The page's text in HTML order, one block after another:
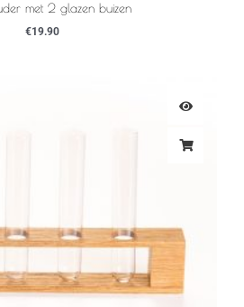
met 2 glazen buizen
€19.90